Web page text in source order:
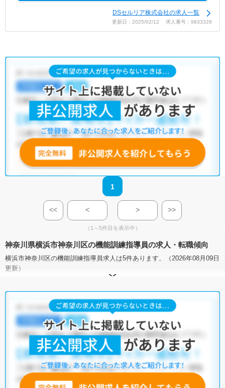
DSセルリア株式会社の求人一覧
更新日：2025/02/12 求人番号：9833326
1
<< < > >>
（1～5件目を表示中）
神奈川県横浜市神奈川区の機能訓練指導員の求人・転職傾向
横浜市神奈川区の機能訓練指導員求人は5件あります。（2026年08月09日
更新）
サイト上に掲載されている求人の他に、
う求人を提案させていただきます。
横浜市神奈川区の機能訓練指導員求人では以下のような条件が人気で
す。
積極採用中 ・残業少なめ・ 託児所・育児補助あり・ 正社員(正職
・介護福祉施設
他の条件でも人気の求人がございますので、「こだわり条件」から検索
いただくか、お気軽にお問い合わせください。